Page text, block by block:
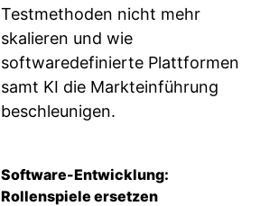
Testmethoden nicht mehr
skalieren und wie
softwaredefinierte Plattformen
samt KI die Markteinführung
beschleunigen.
Software-Entwicklung:
Rollenspiele ersetzen